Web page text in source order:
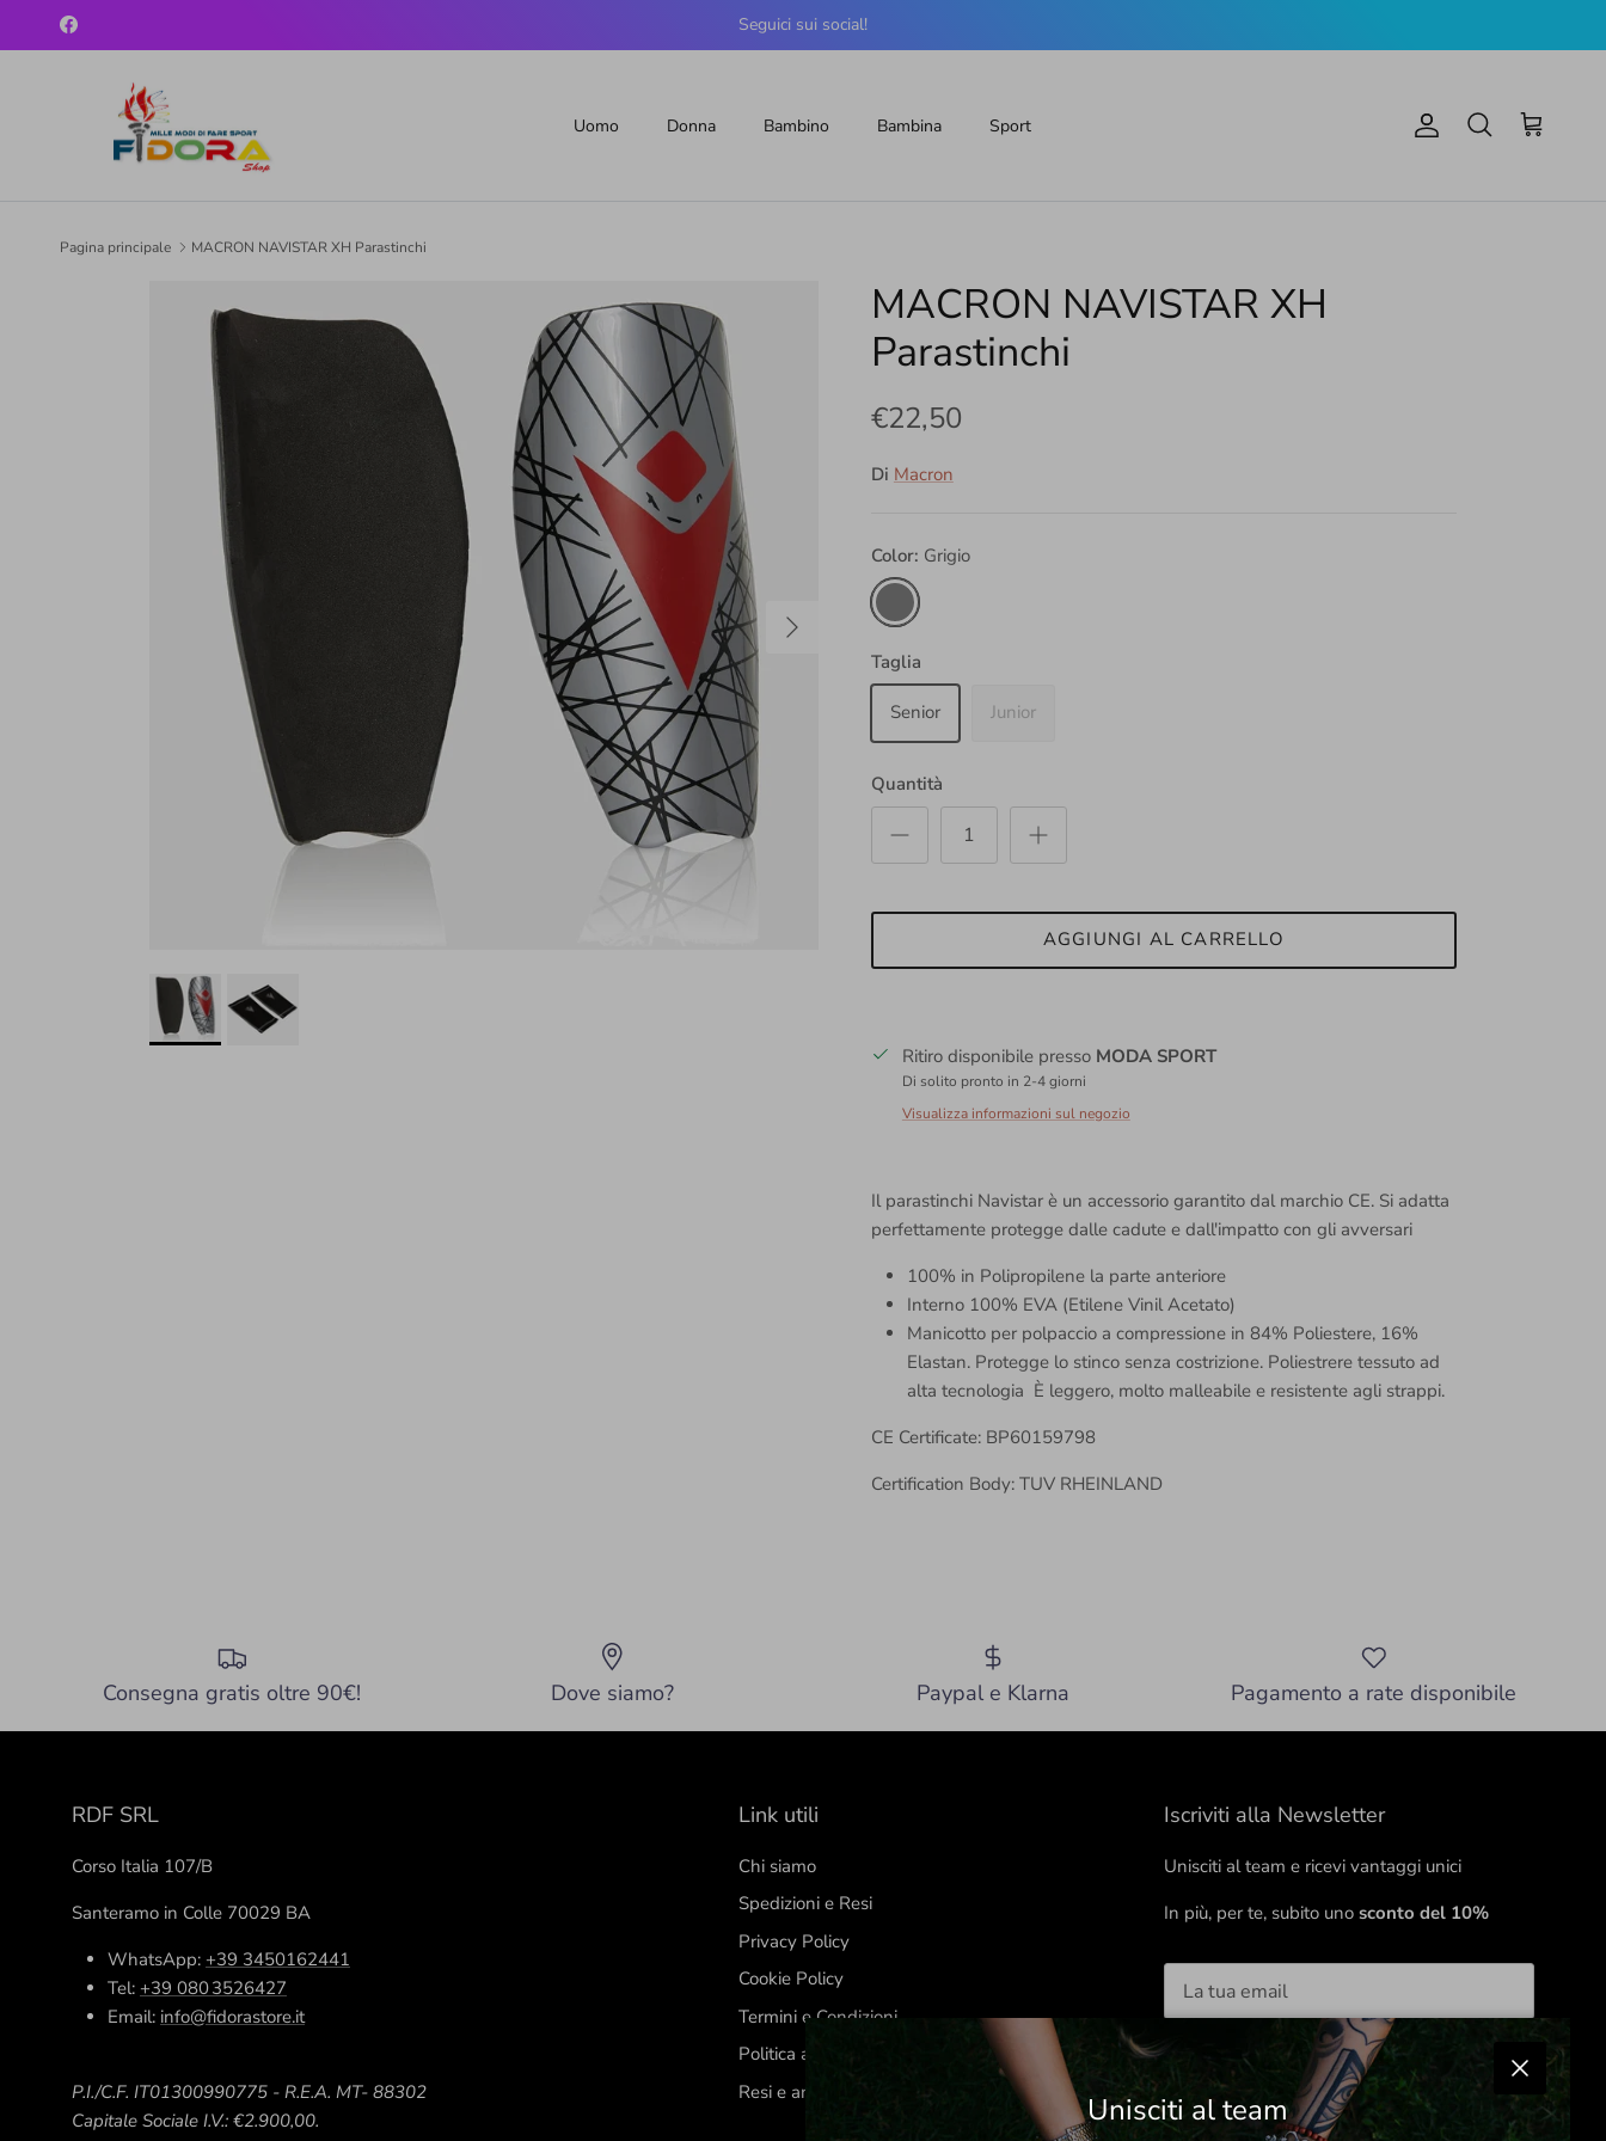
Passa ai contenuti
Facebook Seguici sui social!
Uomo Donna Bambino Bambina Sport Account
Cerca Carrello
Pagina principale MACRON NAVISTAR XH Parastinchi
Avanti
MACRON NAVISTAR XH
Parastinchi
€22,50
Di Macron
Color: Grigio
Grigio
Taglia
Senior Junior
Quantità
AGGIUNGI AL CARRELLO
Ritiro disponibile presso MODA SPORT
Di solito pronto in 2-4 giorni
Visualizza informazioni sul negozio
Il parastinchi Navistar è un accessorio garantito dal marchio CE. Si adatta
perfettamente protegge dalle cadute e dall'impatto con gli avversari
100% in Polipropilene la parte anteriore
Interno 100% EVA (Etilene Vinil Acetato)
Manicotto per polpaccio a compressione in 84% Poliestere, 16%
Elastan. Protegge lo stinco senza costrizione. Poliestrere tessuto ad
alta tecnologia È leggero, molto malleabile e resistente agli strappi.
CE Certificate: BP60159798
Certification Body: TUV RHEINLAND
Consegna gratis oltre 90€! Dove siamo? Paypal e Klarna Pagamento a rate disponibile
RDF SRL
Corso Italia 107/B
Santeramo in Colle 70029 BA
WhatsApp: +39 3450162441
Tel: +39 080 3526427
Email: info@fidorastore.it
P.I./C.F. IT01300990775 - R.E.A. MT- 88302
Capitale Sociale I.V.: €2.900,00.
Link utili
Chi siamo
Spedizioni e Resi
Privacy Policy
Cookie Policy
Termini e Condizioni
Politica annullamento e rimborso
Resi e annullamenti
Iscriviti alla Newsletter
Unisciti al team e ricevi vantaggi unici
In più, per te, subito uno sconto del 10%
ISCRIVITI
Chiudi
Unisciti al team